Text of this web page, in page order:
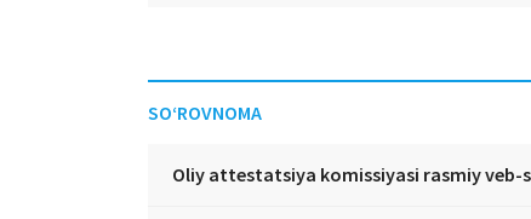
SO‘ROVNOMA
Oliy attestatsiya komissiyasi rasmiy